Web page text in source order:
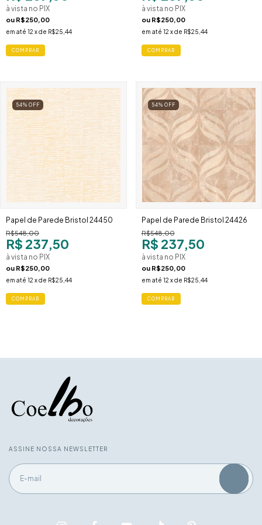
à vista no PIX
ou R$250,00
em até 12 x de R$25,44
à vista no PIX
ou R$250,00
em até 12 x de R$25,44
54% OFF
Papel de Parede Bristol 24450
R$548,00
R$ 237,50
à vista no PIX
ou R$250,00
em até 12 x de R$25,44
54% OFF
Papel de Parede Bristol 24426
R$548,00
R$ 237,50
à vista no PIX
ou R$250,00
em até 12 x de R$25,44
ASSINE NOSSA NEWSLETTER